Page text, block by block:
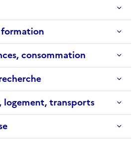
consommation
logement, transports